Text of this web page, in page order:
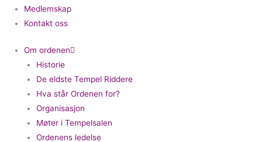
Medlemskap
Kontakt oss
Om ordenen
Historie
De eldste Tempel Riddere
Hva står Ordenen for?
Organisasjon
Møter i Tempelsalen
Ordenens ledelse